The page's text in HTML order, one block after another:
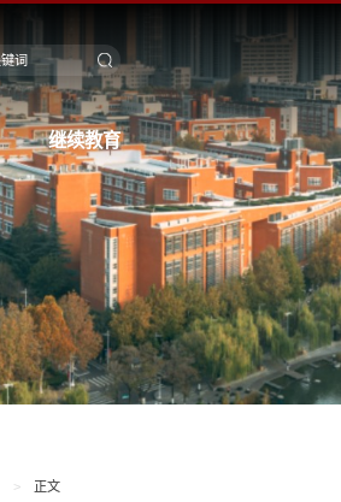
继续教育
> 正文